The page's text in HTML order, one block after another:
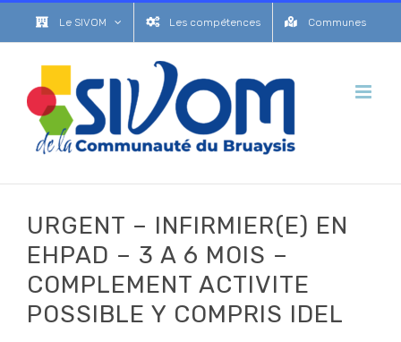
Passer
au
Le SIVOM Les compétences Communes
URGENT – INFIRMIER(E) EN
EHPAD – 3 A 6 MOIS –
COMPLEMENT ACTIVITE
POSSIBLE Y COMPRIS IDEL